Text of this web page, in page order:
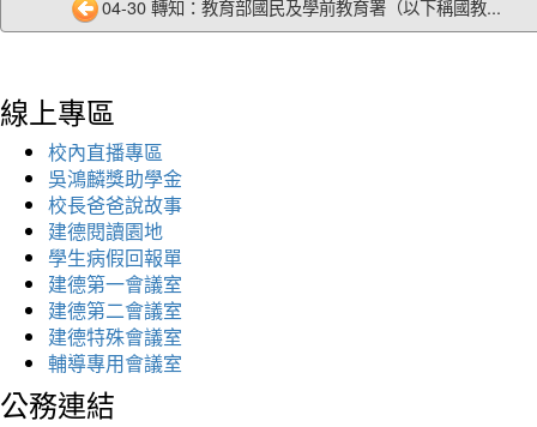
04-30 轉知：教育部國民及學前教育署（以下稱國教...
線上專區
校內直播專區
吳鴻麟獎助學金
校長爸爸說故事
建德閱讀園地
學生病假回報單
建德第一會議室
建德第二會議室
建德特殊會議室
輔導專用會議室
公務連結